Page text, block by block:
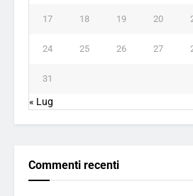
17 18 19 20
24 25 26 27
31
« Lug
Commenti recenti